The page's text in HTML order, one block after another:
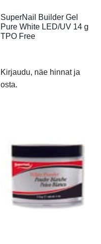
SuperNail Builder Gel
Pure White LED/UV 14 g
TPO Free
Kirjaudu, näe hinnat ja
osta.